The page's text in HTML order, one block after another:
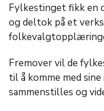
Fylkestinget fikk en
og deltok på et
Fremover vil de
til å komme med
sammenstilles og